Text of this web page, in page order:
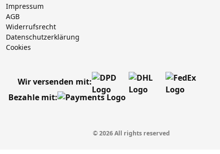
Impressum
AGB
Widerrufsrecht
Datenschutzerklärung
Cookies
Wir versenden mit:
Bezahle mit:
© 2026 All rights reserved